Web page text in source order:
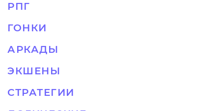
РПГ
ГОНКИ
АРКАДЫ
ЭКШЕНЫ
СТРАТЕГИИ